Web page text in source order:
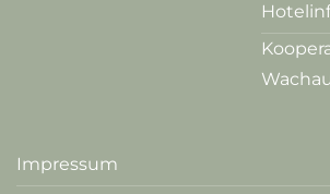
Wachau
Impressum